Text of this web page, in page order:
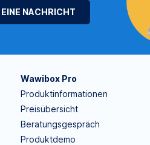
NACHRICHT
Wawibox Pro
Produktinformationen
Preisübersicht
Beratungsgespräch
Produktdemo